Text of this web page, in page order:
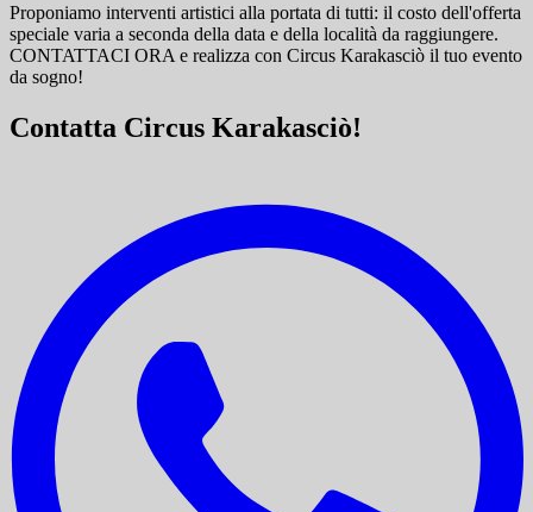
Proponiamo interventi artistici alla portata di tutti: il costo dell'offerta
speciale varia a seconda della data e della località da raggiungere.
CONTATTACI ORA e realizza con Circus Karakasciò il tuo evento
da sogno!
Contatta Circus Karakasciò!